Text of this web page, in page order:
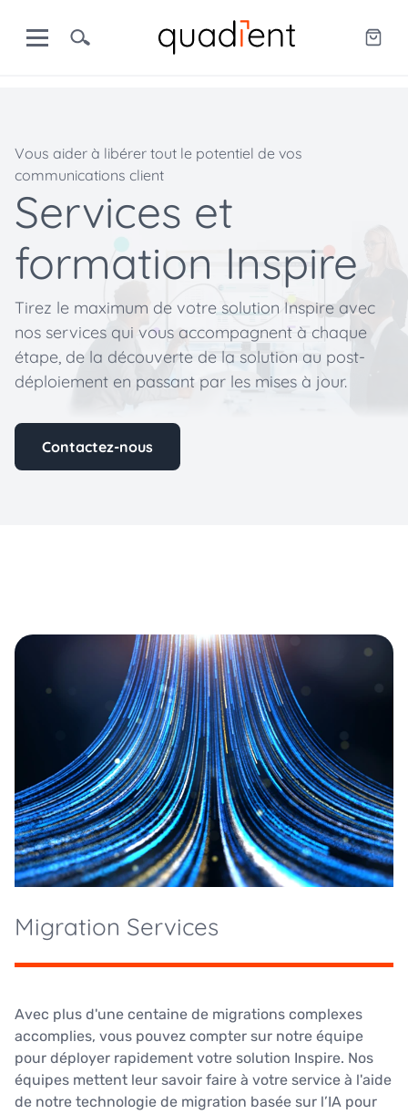
Vous aider à libérer tout le potentiel de vos
communications client
Services et
formation Inspire
Tirez le maximum de votre solution Inspire avec
nos services qui vous accompagnent à chaque
étape, de la découverte de la solution au post-
déploiement en passant par les mises à jour.
Contactez-nous
Migration Services
Avec plus d'une centaine de migrations complexes
accomplies, vous pouvez compter sur notre équipe
pour déployer rapidement votre solution Inspire. Nos
équipes mettent leur savoir faire à votre service à l'aide
de notre technologie de migration basée sur l’IA pour